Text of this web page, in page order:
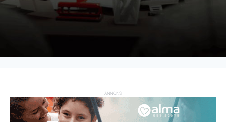
ANNONS